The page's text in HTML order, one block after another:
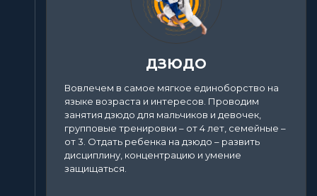
ДЗЮДО
Вовлечем в самое мягкое единоборство на
языке возраста и интересов. Проводим
занятия дзюдо для мальчиков и девочек,
групповые тренировки – от 4 лет, семейные –
от 3. Отдать ребенка на дзюдо – развить
дисциплину, концентрацию и умение
защищаться.